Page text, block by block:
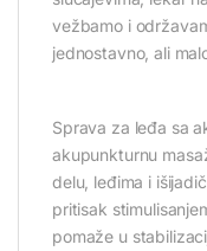
vežbamo i
jednostavno, ali
Sprava za leđa sa
akupunkturnu
delu, leđima i
pritisak
pomaže u